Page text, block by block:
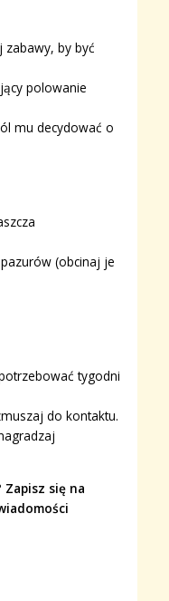
zabawy, by być
polowanie
mu decydować o
(obcinaj je
tygodni
do kontaktu.
Zapisz się na